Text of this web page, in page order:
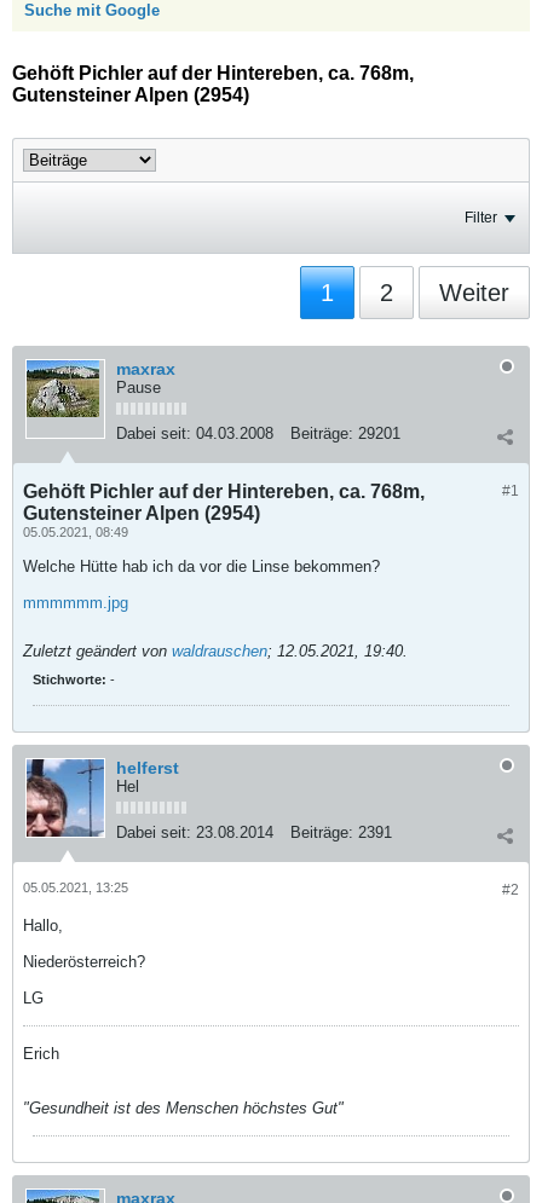
Suche mit Google
Gehöft Pichler auf der Hintereben, ca. 768m,
Gutensteiner Alpen (2954)
Filter
1 2 Weiter
maxrax
Pause
Dabei seit: 04.03.2008 Beiträge: 29201
#1
Gehöft Pichler auf der Hintereben, ca. 768m,
Gutensteiner Alpen (2954)
05.05.2021, 08:49
Welche Hütte hab ich da vor die Linse bekommen?
mmmmmm.jpg
Zuletzt geändert von waldrauschen; 12.05.2021, 19:40.
Stichworte: -
helferst
Hel
Dabei seit: 23.08.2014 Beiträge: 2391
#2
05.05.2021, 13:25
Hallo,
Niederösterreich?
LG
Erich
"Gesundheit ist des Menschen höchstes Gut"
maxrax